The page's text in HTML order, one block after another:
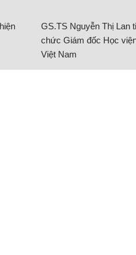
GS.TS Nguyễn Thị Lan
chức Giám đốc Học
Việt Nam